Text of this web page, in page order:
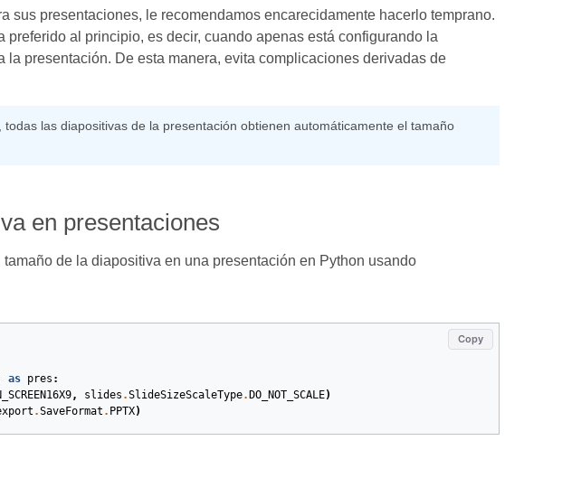
sus presentaciones, le recomendamos encarecidamente hacerlo temprano.
al principio, es decir, cuando apenas está configurando la
presentación. De esta manera, evita complicaciones derivadas de
las diapositivas de la presentación obtienen automáticamente el tamaño
en presentaciones
de la diapositiva en una presentación en Python usando
Copy
as pres :
, slides .SlideSizeScaleType. DO_NOT_SCALE)
.SaveFormat . PPTX)